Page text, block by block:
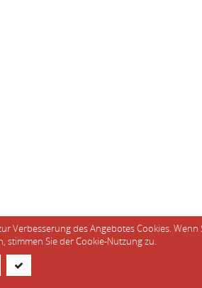
| Impressum
Verbesserung des Angebotes Cookies. Wenn
stimmen Sie der Cookie-Nutzung zu.